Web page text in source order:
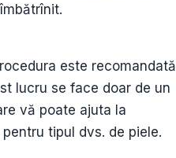
este recomandată
lucru se face doar de un
vă poate ajuta la
tipul dvs. de piele.